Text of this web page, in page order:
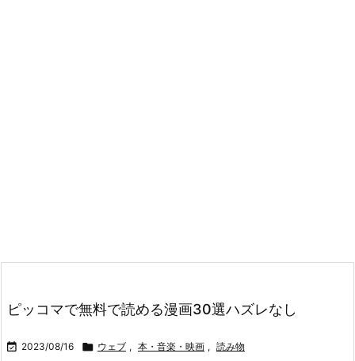
ピッコマで無料で読める漫画30選ハズレなし
 2023/08/16  ウェブ , 本・音楽・映画 , 読み物